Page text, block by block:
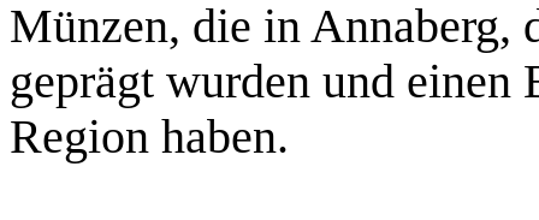
Münzen, die in Annaberg,
geprägt wurden und einen
Region haben.